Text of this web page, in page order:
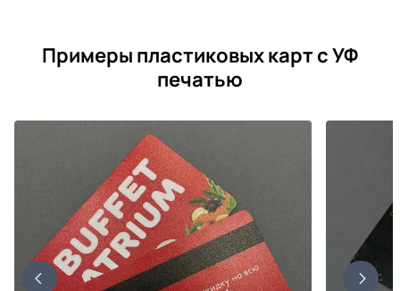
Примеры пластиковых карт с УФ
печатью